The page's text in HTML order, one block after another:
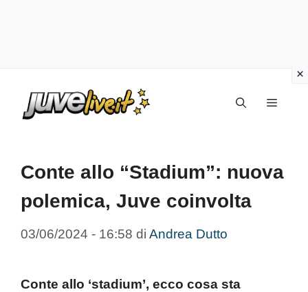
Menu
Conte allo “Stadium”: nuova
polemica, Juve coinvolta
03/06/2024 - 16:58 di Andrea Dutto
Conte allo ‘stadium’, ecco cosa sta